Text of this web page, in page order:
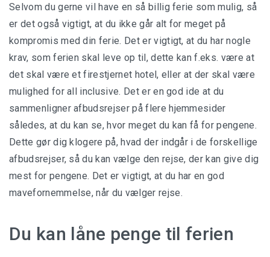
Selvom du gerne vil have en så billig ferie som mulig, så
er det også vigtigt, at du ikke går alt for meget på
kompromis med din ferie. Det er vigtigt, at du har nogle
krav, som ferien skal leve op til, dette kan f.eks. være at
det skal være et firestjernet hotel, eller at der skal være
mulighed for all inclusive. Det er en god ide at du
sammenligner afbudsrejser på flere hjemmesider
således, at du kan se, hvor meget du kan få for pengene.
Dette gør dig klogere på, hvad der indgår i de forskellige
afbudsrejser, så du kan vælge den rejse, der kan give dig
mest for pengene. Det er vigtigt, at du har en god
mavefornemmelse, når du vælger rejse.
Du kan låne penge til ferien